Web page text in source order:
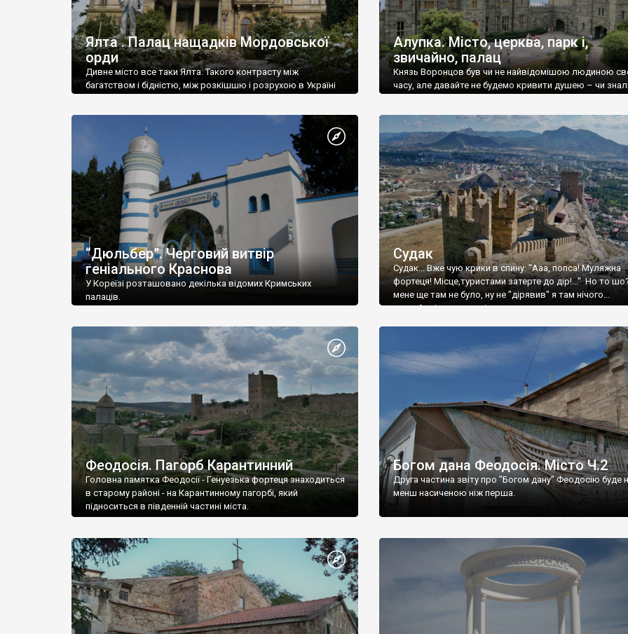
Ялта . Палац нащадків Мордовської
орди
Дивне місто все таки Ялта. Такого контрасту між
багатством і бідністю, між розкішшю і розрухою в Україні
Алупка. Місто, церква, парк і,
звичайно, палац
Князь Воронцов був чи не найвідомішою людиною
часу, але давайте не будемо кривити душею – чи
“Дюльбер”. Черговий витвір
геніального Краснова
У Кореїзі розташовано декілька відомих Кримських
палаців.
Судак
Судак... Вже чую крики в спину: "Ааа, попса! Муляжна
фортеця! Місце,туристами затерте до дір!..." Но то
мене ще там не було, ну не "дірявив" я там нічого...
принаймні до цього літа.
Феодосія. Пагорб Карантинний
Головна памятка Феодосії - Генуезька фортеця знаходиться
в старому районі - на Карантинному пагорбі, який
підноситься в південній частині міста.
Богом дана Феодосія. Місто Ч.2
Друга частина звіту про "Богом дану" Феодосію буде
менш насиченою ніж перша.